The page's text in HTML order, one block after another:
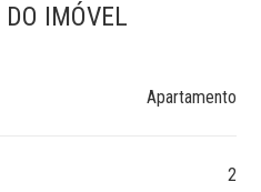
DO IMÓVEL
Apartamento
2